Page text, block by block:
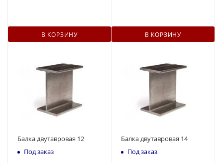
В КОРЗИНУ В КОРЗИНУ
Балка двутавровая 12
Под заказ
Балка двутавровая 14
Под заказ